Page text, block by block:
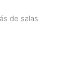
de salas